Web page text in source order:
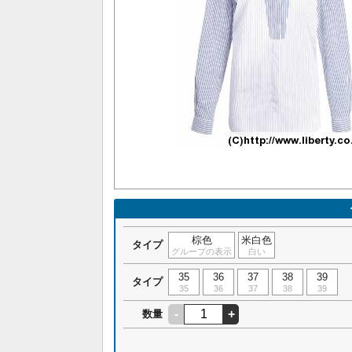
タイプ 棕色
グループの表示
米白色
白い
タイプ 35
35
36
36
37
37
38
38
39
39
数量 - +